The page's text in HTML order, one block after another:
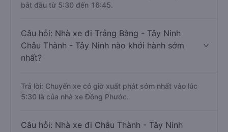
bắt đầu từ 5:30 đến 16:45.
Câu hỏi: Nhà xe đi Trảng Bàng - Tây Ninh
Châu Thành - Tây Ninh nào khởi hành sớm
nhất?
Trả lời: Chuyến xe có giờ xuất phát sớm nhất vào lúc
5:30 là của nhà xe Đồng Phước.
Câu hỏi: Nhà xe đi Châu Thành - Tây Ninh